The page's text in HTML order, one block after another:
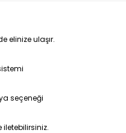
elinize ulaşır.
seçeneği
iletebilirsiniz.